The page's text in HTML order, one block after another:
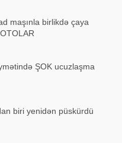
maşınla birlikdə çaya
ŞOK ucuzlaşma
biri yenidən püskürdü